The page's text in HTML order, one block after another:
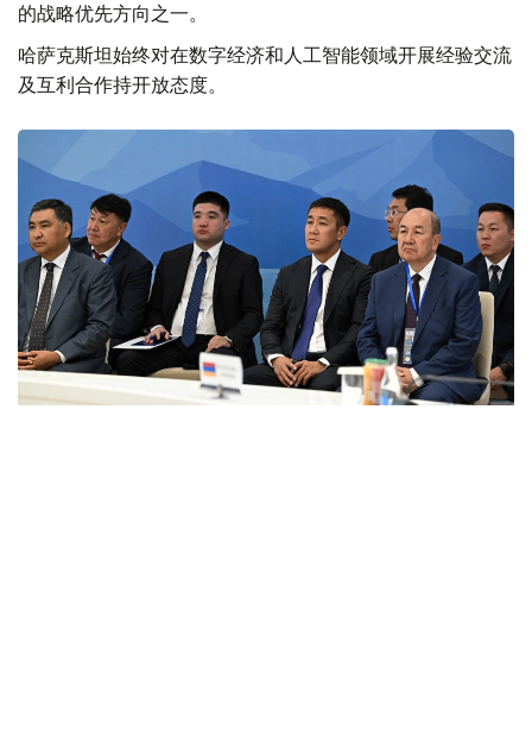
的战略优先方向之一。
哈萨克斯坦始终对在数字经济和人工智能领域开展经验交流
及互利合作持开放态度。